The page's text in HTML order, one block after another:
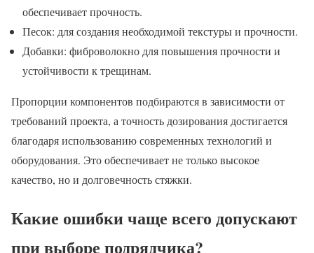
обеспечивает прочность.
Песок: для создания необходимой текстуры и прочности.
Добавки: фиброволокно для повышения прочности и
устойчивости к трещинам.
Пропорции компонентов подбираются в зависимости от
требований проекта, а точность дозирования достигается
благодаря использованию современных технологий и
оборудования. Это обеспечивает не только высокое
качество, но и долговечность стяжки.
Какие ошибки чаще всего допускают
при выборе подрядчика?